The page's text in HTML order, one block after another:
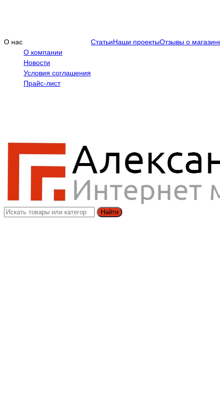
О нас
О компании
Новости
Условия соглашения
Прайс-лист
СтатьиНаши проектыОтзывы о
Найти